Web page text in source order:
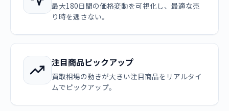
最大180日間の価格変動を可視化し、最適な売
り時を逃さない。
注目商品ピックアップ
買取相場の動きが大きい注目商品をリアルタイ
ムでピックアップ。